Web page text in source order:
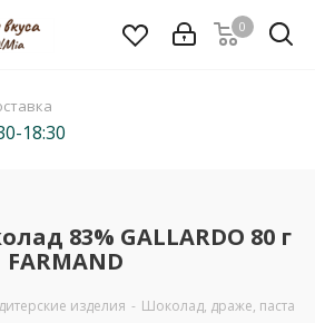
0
18:30
83% GALLARDO 80 г
FARMAND
изделия - Шоколад, драже, паста